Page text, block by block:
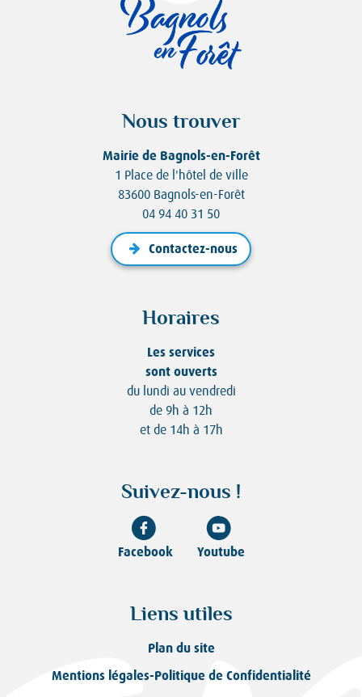
Nous trouver
Mairie de Bagnols-en-Forêt
1 Place de l'hôtel de ville
83600 Bagnols-en-Forêt
04 94 40 31 50
Contactez-nous
Horaires
Les services
sont ouverts
du lundi au vendredi
de 9h à 12h
et de 14h à 17h
Suivez-nous !
Facebook Youtube
Liens utiles
Plan du site
Mentions légales-Politique de Confidentialité